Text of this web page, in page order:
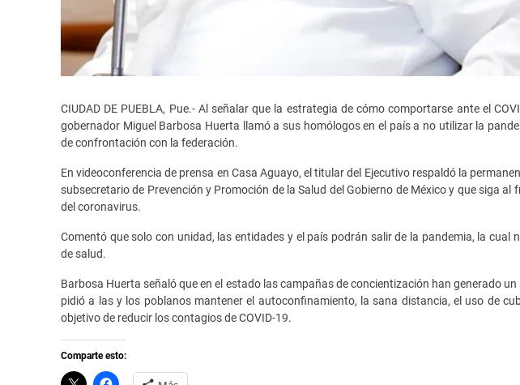
CIUDAD DE PUEBLA, Pue.- Al señalar que la estrategia de cómo comportarse ante el
gobernador Miguel Barbosa Huerta llamó a sus homólogos en el país a no utilizar la
de confrontación con la federación.
En videoconferencia de prensa en Casa Aguayo, el titular del Ejecutivo respaldó la
subsecretario de Prevención y Promoción de la Salud del Gobierno de México y que siga
del coronavirus.
Comentó que solo con unidad, las entidades y el país podrán salir de la pandemia, la cual
de salud.
Barbosa Huerta señaló que en el estado las campañas de concientización han generado
pidió a las y los poblanos mantener el autoconfinamiento, la sana distancia, el uso de
objetivo de reducir los contagios de COVID-19.
Comparte esto:
C H